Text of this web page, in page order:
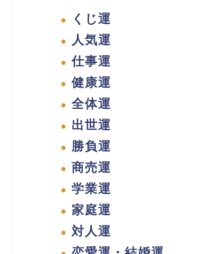
くじ運
人気運
仕事運
健康運
全体運
出世運
勝負運
商売運
学業運
家庭運
対人運